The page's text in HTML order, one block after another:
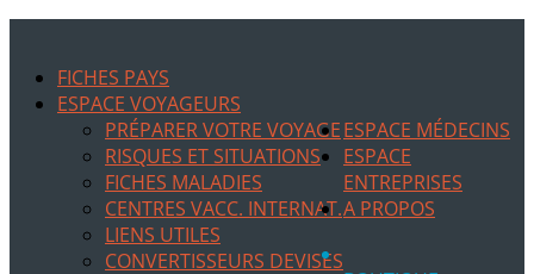
FICHES PAYS
ESPACE VOYAGEURS
PRÉPARER VOTRE VOYAGE
RISQUES ET SITUATIONS
FICHES MALADIES
CENTRES VACC. INTERNAT.
LIENS UTILES
CONVERTISSEURS DEVISES
ESPACE MÉDECINS
ESPACE
ENTREPRISES
A PROPOS